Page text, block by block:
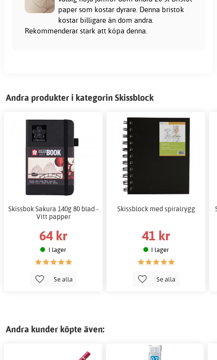
paper som kostar dyrare. Denna bristok
kostar billigare än dom andra.
Rekommenderar stark att köpa denna.
Andra produkter i kategorin Skissblock
Skissbok Sakura 140g 80 blad -
Vitt papper
64 kr
I lager
Se alla
Skissblock med spiralrygg
41 kr
I lager
Se alla
Andra kunder köpte även: